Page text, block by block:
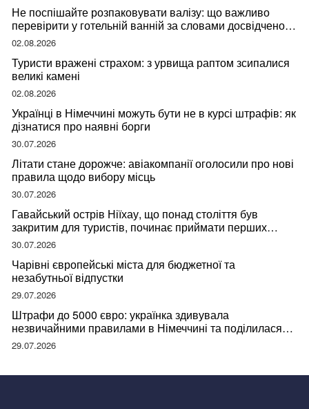
Не поспішайте розпаковувати валізу: що важливо
перевірити у готельній ванній за словами досвідченої
мандрівниці
02.08.2026
Туристи вражені страхом: з урвища раптом зсипалися
великі камені
02.08.2026
Українці в Німеччині можуть бути не в курсі штрафів: як
дізнатися про наявні борги
30.07.2026
Літати стане дорожче: авіакомпанії оголосили про нові
правила щодо вибору місць
30.07.2026
Гавайський острів Ніїхау, що понад століття був
закритим для туристів, починає приймати перших
відвідувачів
30.07.2026
Чарівні європейські міста для бюджетної та
незабутньої відпустки
29.07.2026
Штрафи до 5000 євро: українка здивувала
незвичайними правилами в Німеччині та поділилася
правдою
29.07.2026